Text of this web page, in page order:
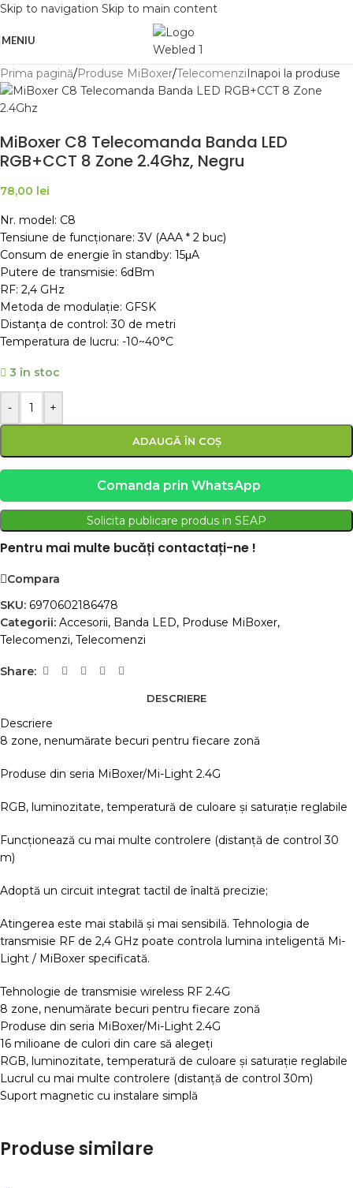
Skip to navigation Skip to main content
MENIU
Prima pagină/Produse MiBoxer/TelecomenziInapoi la produse
MiBoxer C8 Telecomanda Banda LED
RGB+CCT 8 Zone 2.4Ghz, Negru
78,00 lei
Nr. model: C8
Tensiune de funcționare: 3V (AAA * 2 buc)
Consum de energie în standby: 15μA
Putere de transmisie: 6dBm
RF: 2,4 GHz
Metoda de modulație: GFSK
Distanța de control: 30 de metri
Temperatura de lucru: -10~40°C
3 în stoc
- +
ADAUGĂ ÎN COȘ
Comanda prin WhatsApp
Solicita publicare produs in SEAP
Pentru mai multe bucăți contactați-ne !
Compara
SKU: 6970602186478
Categorii: Accesorii, Banda LED, Produse MiBoxer,
Telecomenzi, Telecomenzi
Share:
DESCRIERE
Descriere
8 zone, nenumărate becuri pentru fiecare zonă
Produse din seria MiBoxer/Mi-Light 2.4G
RGB, luminozitate, temperatură de culoare și saturație reglabile
Funcționează cu mai multe controlere (distanță de control 30
m)
Adoptă un circuit integrat tactil de înaltă precizie;
Atingerea este mai stabilă și mai sensibilă. Tehnologia de
transmisie RF de 2,4 GHz poate controla lumina inteligentă Mi-
Light / MiBoxer specificată.
Tehnologie de transmisie wireless RF 2.4G
8 zone, nenumărate becuri pentru fiecare zonă
Produse din seria MiBoxer/Mi-Light 2.4G
16 milioane de culori din care să alegeți
RGB, luminozitate, temperatură de culoare și saturație reglabile
Lucrul cu mai multe controlere (distanță de control 30m)
Suport magnetic cu instalare simplă
Produse similare